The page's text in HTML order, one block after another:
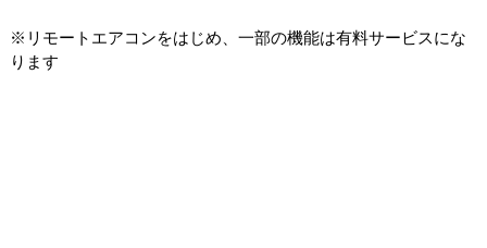
※リモートエアコンをはじめ、一部の機能は有料サービスにな
ります